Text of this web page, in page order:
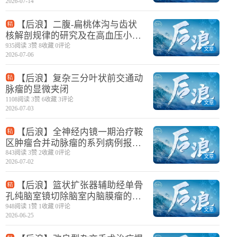
【后浪】二腹-扁桃体沟与齿状
核解剖规律的研究及在高血压小脑
出血中的临床应用
935阅读 3赞 8收藏 0评论
2026-07-06
文章
【后浪】复杂三分叶状前交通动
脉瘤的显微夹闭
1108阅读 3赞 6收藏 3评论
2026-07-03
文章
【后浪】全神经内镜一期治疗鞍
区肿瘤合并动脉瘤的系列病例报告
及技术要点
843阅读 3赞 2收藏 0评论
2026-07-02
文章
【后浪】篮状扩张器辅助经单骨
孔纯脑室镜切除脑室内脑膜瘤的技
术报告
948阅读 1赞 1收藏 0评论
2026-06-25
文章